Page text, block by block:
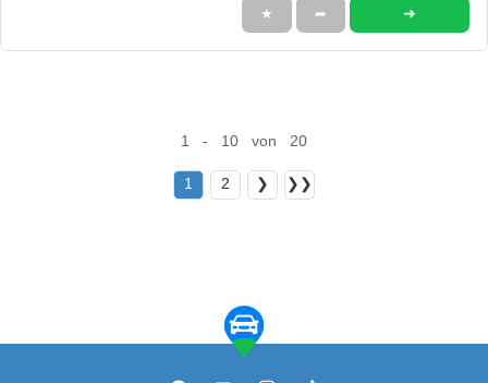
★ ➦ ➜
1 - 10 von 20
1 2 ❯ ❯❯